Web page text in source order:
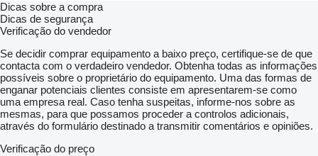
Dicas sobre a compra
Dicas de segurança
Verificação do vendedor
Se decidir comprar equipamento a baixo preço, certifique-se de que
contacta com o verdadeiro vendedor. Obtenha todas as informações
possíveis sobre o proprietário do equipamento. Uma das formas de
enganar potenciais clientes consiste em apresentarem-se como
uma empresa real. Caso tenha suspeitas, informe-nos sobre as
mesmas, para que possamos proceder a controlos adicionais,
através do formulário destinado a transmitir comentários e opiniões.
Verificação do preço